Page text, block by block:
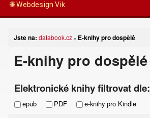
🌐 Webdesign Vik
Jste na: databook.cz » E-knihy pro dospělé
E-knihy pro dospělé
Elektronické knihy filtrovat dle:
epub PDF e-knihy pro Kindle